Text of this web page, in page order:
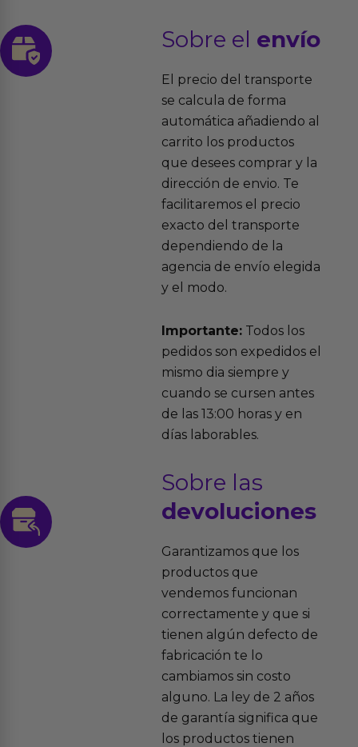
Sobre el envío
El precio del transporte
se calcula de forma
automática añadiendo al
carrito los productos
que desees comprar y la
dirección de envio. Te
facilitaremos el precio
exacto del transporte
dependiendo de la
agencia de envío elegida
y el modo.
Importante:Todos los
pedidos son expedidos el
mismo dia siempre y
cuando se cursen antes
de las 13:00 horas y en
días laborables.
Sobre las
devoluciones
Garantizamos que los
productos que
vendemos funcionan
correctamente y que si
tienen algún defecto de
fabricación te lo
cambiamos sin costo
alguno. La ley de 2 años
de garantía significa que
los productos tienen